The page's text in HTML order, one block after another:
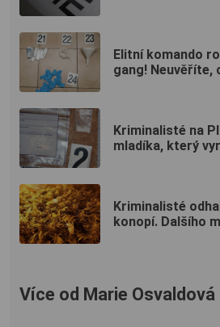
Elitní komando
gang! Neuvěříte,
Kriminalisté na
mladíka, který
Kriminalisté
konopí. Dalšího
Více od Marie Osvaldová